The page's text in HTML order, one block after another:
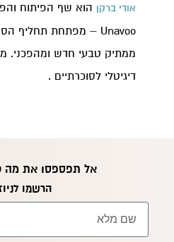
אודי ברקן הוא שף הפיתוח
ממתיק טבעי חדש ומהפכני.
דיגיטלי לסוכרתיים .
אל תפספסו את מה
הרשמו